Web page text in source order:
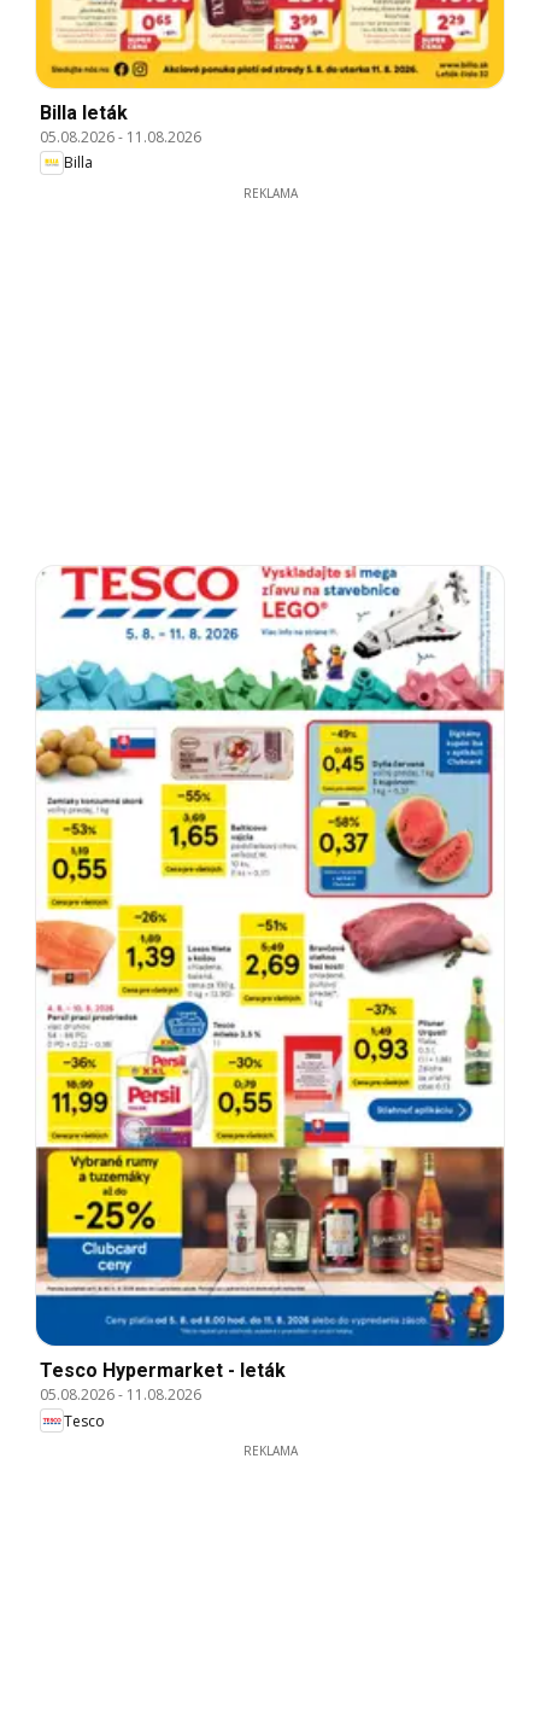
Billa leták
05.08.2026- 11.08.2026
Billa
REKLAMA
Tesco Hypermarket - leták
05.08.2026- 11.08.2026
Tesco
REKLAMA